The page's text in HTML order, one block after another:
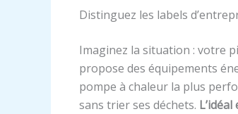
Distinguez les labels
Imaginez la situation : votre
propose des équipements
pompe à chaleur la plus
sans trier ses déchets.